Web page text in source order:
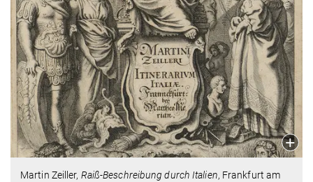
Martin Zeiller, Raiß-Beschreibung durch Italien, Frankfurt am